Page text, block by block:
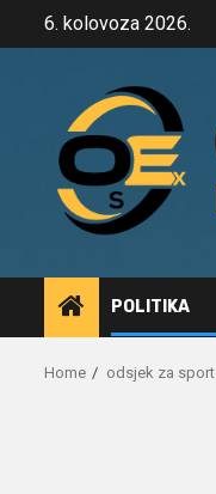
6. kolovoza 2026.
POLITIKA
Home odsjek za sport